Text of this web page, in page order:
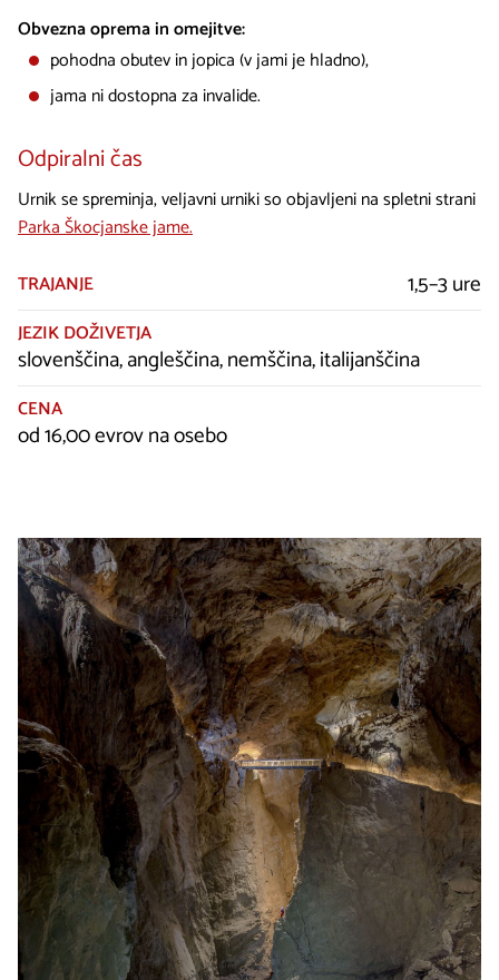
Obvezna oprema in omejitve:
pohodna obutev in jopica (v jami je hladno),
jama ni dostopna za invalide.
Odpiralni čas
Urnik se spreminja, veljavni urniki so objavljeni na spletni strani
Parka Škocjanske jame.
TRAJANJE
1,5–3 ure
JEZIK DOŽIVETJA
slovenščina, angleščina, nemščina, italijanščina
CENA
od 16,00 evrov na osebo